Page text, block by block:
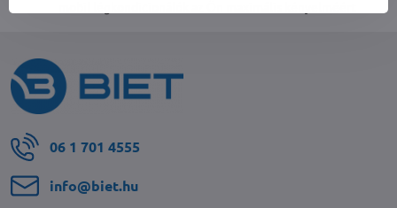
06 1 701 4555
info​@biet​.hu